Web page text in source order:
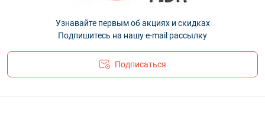
Узнавайте первым об акциях и скидках
Подпишитесь на нашу e-mail рассылку
Подписаться